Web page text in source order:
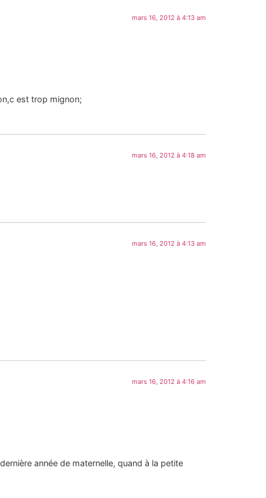
mars 16, 2012 à 4:13 am
est trop mignon;
mars 16, 2012 à 4:18 am
mars 16, 2012 à 4:13 am
mars 16, 2012 à 4:16 am
année de maternelle, quand à la petite